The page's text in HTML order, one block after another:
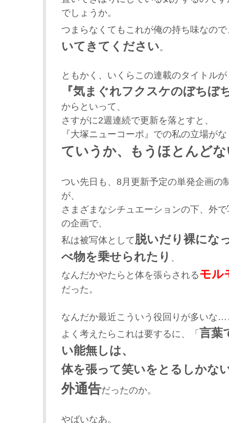
でしょうか。
つまらなくてもこれが俺の持ち味なので
いてきてください。
ともかく、いくらこの連載のタイトルが
『気まぐれフクスケのぼちぼ
からといって、
さすがに2週連続で更新を落とすと、
『大塚ニューコーポ』での私の立場が
ていうか、もうほとんど
つい先日も、8月更新予定の単発企画の
が、
さまざまなシチュエーションの下、外
の企画で、
私は被写体として 脱いだり裸にな
べ物を乗せられたり 、
なんだかやたらと体を張らされるモル
だった。
なんだか最近こういう役回りが多いな
よく考えたらこれは要するに、「 言葉
い能無しは、
体を張って笑いをとるしかな
外通告だったのか。
やばいなあ。